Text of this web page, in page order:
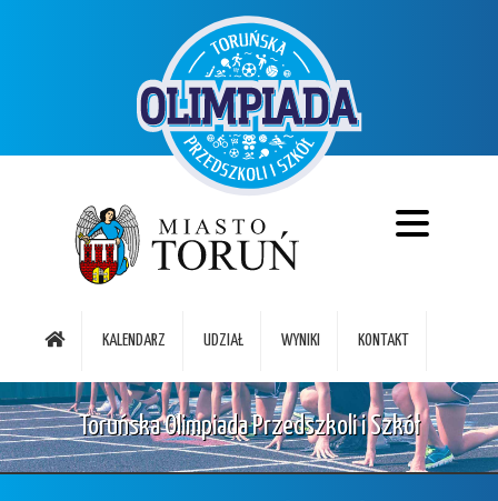
KALENDARZ UDZIAŁ WYNIKI KONTAKT
Toruńska Olimpiada Przedszkoli i Szkół